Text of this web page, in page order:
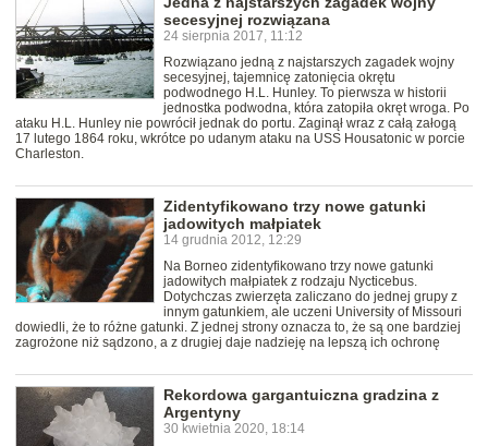
secesyjnej rozwiązana
24 sierpnia 2017, 11:12
Rozwiązano jedną z najstarszych zagadek wojny
secesyjnej, tajemnicę zatonięcia okrętu
podwodnego H.L. Hunley. To pierwsza w historii
jednostka podwodna, która zatopiła okręt wroga. Po
ataku H.L. Hunley nie powrócił jednak do portu. Zaginął wraz z całą załogą
17 lutego 1864 roku, wkrótce po udanym ataku na USS Housatonic w porcie
Charleston.
Zidentyfikowano trzy nowe gatunki
jadowitych małpiatek
14 grudnia 2012, 12:29
Na Borneo zidentyfikowano trzy nowe gatunki
jadowitych małpiatek z rodzaju Nycticebus.
Dotychczas zwierzęta zaliczano do jednej grupy z
innym gatunkiem, ale uczeni University of Missouri
dowiedli, że to różne gatunki. Z jednej strony oznacza to, że są one bardziej
zagrożone niż sądzono, a z drugiej daje nadzieję na lepszą ich ochronę
Rekordowa gargantuiczna gradzina z
Argentyny
30 kwietnia 2020, 18:14